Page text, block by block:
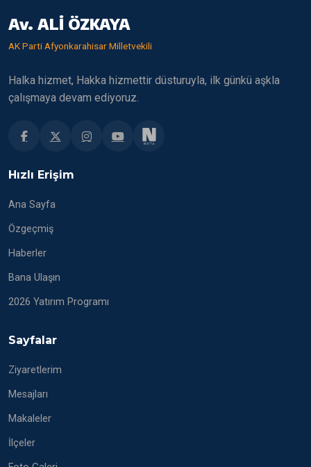
Av. ALİ ÖZKAYA
AK Parti Afyonkarahisar Milletvekili
Halka hizmet, Hakka hizmettir düsturuyla, ilk günkü aşkla
çalışmaya devam ediyoruz.
Hızlı Erişim
Ana Sayfa
Özgeçmiş
Haberler
Bana Ulaşın
2026 Yatırım Programı
Sayfalar
Ziyaretlerim
Mesajları
Makaleler
İlçeler